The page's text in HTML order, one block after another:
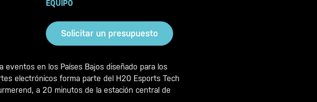
EQUIPO
Solicitar un presupuesto
en los Países Bajos diseñado para los
electrónicos forma parte del H20 Esports Tech
a 20 minutos de la estación central de